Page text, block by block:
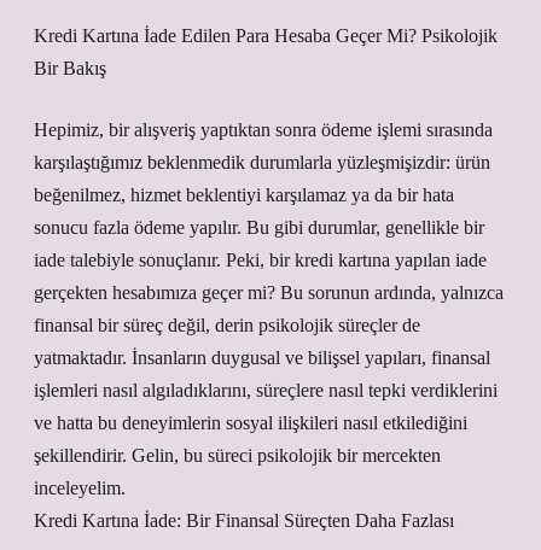
Kredi Kartına İade Edilen Para Hesaba Geçer Mi? Psikolojik
Bir Bakış
Hepimiz, bir alışveriş yaptıktan sonra ödeme işlemi sırasında
karşılaştığımız beklenmedik durumlarla yüzleşmişizdir: ürün
beğenilmez, hizmet beklentiyi karşılamaz ya da bir hata
sonucu fazla ödeme yapılır. Bu gibi durumlar, genellikle bir
iade talebiyle sonuçlanır. Peki, bir kredi kartına yapılan iade
gerçekten hesabımıza geçer mi? Bu sorunun ardında, yalnızca
finansal bir süreç değil, derin psikolojik süreçler de
yatmaktadır. İnsanların duygusal ve bilişsel yapıları, finansal
işlemleri nasıl algıladıklarını, süreçlere nasıl tepki verdiklerini
ve hatta bu deneyimlerin sosyal ilişkileri nasıl etkilediğini
şekillendirir. Gelin, bu süreci psikolojik bir mercekten
inceleyelim.
Kredi Kartına İade: Bir Finansal Süreçten Daha Fazlası